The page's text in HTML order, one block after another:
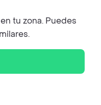
tu zona. Puedes